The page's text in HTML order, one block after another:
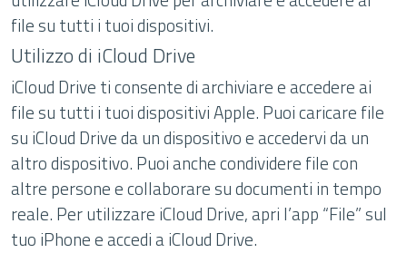
file su tutti i tuoi dispositivi.
Utilizzo di iCloud Drive
iCloud Drive ti consente di archiviare e accedere ai
file su tutti i tuoi dispositivi Apple. Puoi caricare file
su iCloud Drive da un dispositivo e accedervi da un
altro dispositivo. Puoi anche condividere file con
altre persone e collaborare su documenti in tempo
reale. Per utilizzare iCloud Drive, apri l’app “File” sul
tuo iPhone e accedi a iCloud Drive.